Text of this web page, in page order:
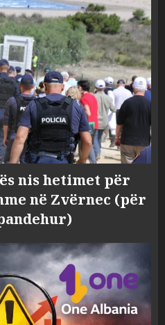
nis hetimet për
në Zvërnec (për